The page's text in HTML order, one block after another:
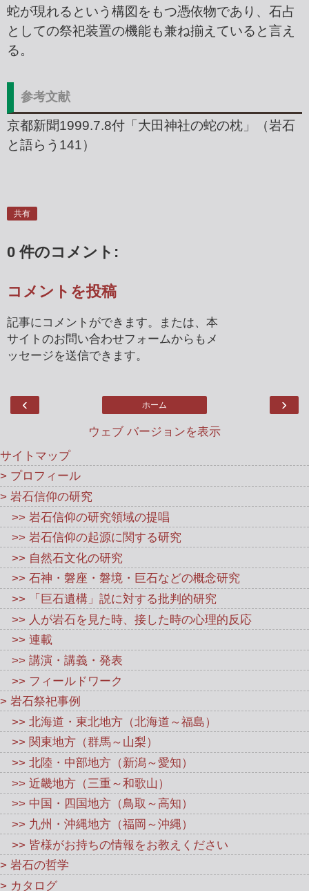
蛇が現れるという構図をもつ憑依物であり、石占
としての祭祀装置の機能も兼ね揃えていると言え
る。
参考文献
京都新聞1999.7.8付「大田神社の蛇の枕」（岩石
と語らう141）
共有
0 件のコメント:
コメントを投稿
記事にコメントができます。または、本
サイトのお問い合わせフォームからもメ
ッセージを送信できます。
‹ ›
ホーム
ウェブ バージョンを表示
サイトマップ
> プロフィール
> 岩石信仰の研究
>> 岩石信仰の研究領域の提唱
>> 岩石信仰の起源に関する研究
>> 自然石文化の研究
>> 石神・磐座・磐境・巨石などの概念研究
>> 「巨石遺構」説に対する批判的研究
>> 人が岩石を見た時、接した時の心理的反応
>> 連載
>> 講演・講義・発表
>> フィールドワーク
> 岩石祭祀事例
>> 北海道・東北地方（北海道～福島）
>> 関東地方（群馬～山梨）
>> 北陸・中部地方（新潟～愛知）
>> 近畿地方（三重～和歌山）
>> 中国・四国地方（鳥取～高知）
>> 九州・沖縄地方（福岡～沖縄）
>> 皆様がお持ちの情報をお教えください
> 岩石の哲学
> カタログ